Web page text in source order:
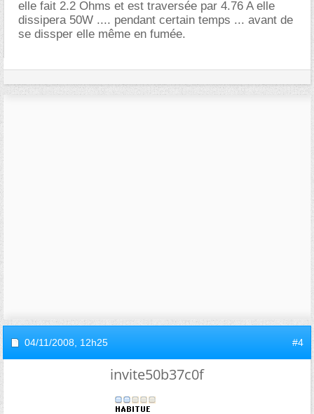
elle fait 2.2 Ohms et est traversée par 4.76 A elle
dissipera 50W .... pendant certain temps ... avant de
se dissper elle même en fumée.
04/11/2008, 12h25 #4
invite50b37c0f